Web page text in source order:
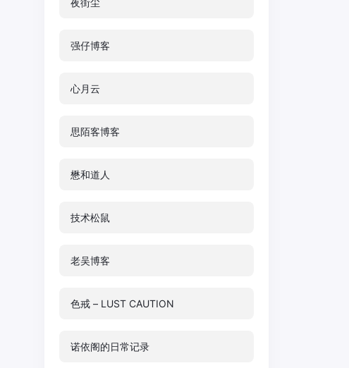
夜街尘
强仔博客
心月云
思陌客博客
懋和道人
技术松鼠
老吴博客
色戒 – LUST CAUTION
诺依阁的日常记录